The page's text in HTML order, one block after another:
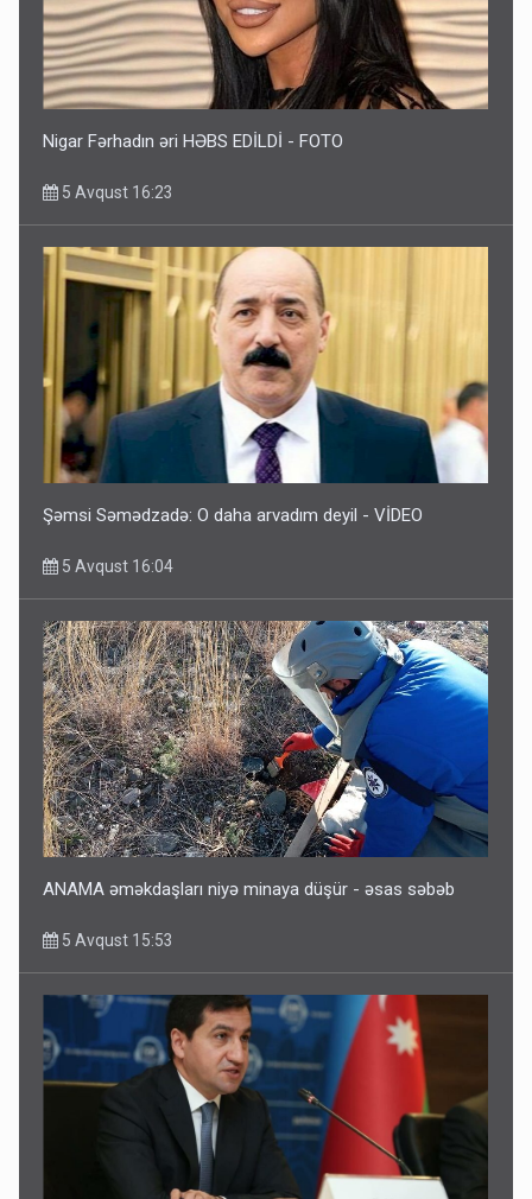
Nigar Fərhadın əri HƏBS EDİLDİ - FOTO
5 Avqust 16:23
Şəmsi Səmədzadə: O daha arvadım deyil - VİDEO
5 Avqust 16:04
ANAMA əməkdaşları niyə minaya düşür - əsas səbəb
5 Avqust 15:53